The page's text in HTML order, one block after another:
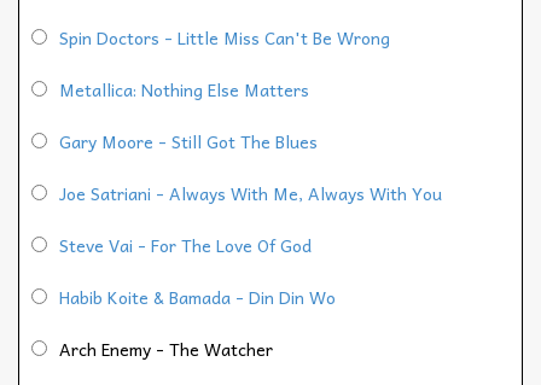
Spin Doctors - Little Miss Can't Be Wrong
Metallica: Nothing Else Matters
Gary Moore - Still Got The Blues
Joe Satriani - Always With Me, Always With You
Steve Vai - For The Love Of God
Habib Koite & Bamada - Din Din Wo
Arch Enemy - The Watcher